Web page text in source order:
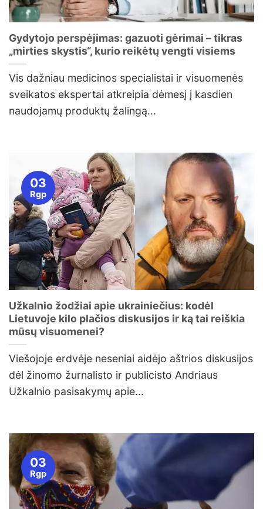
Gydytojo perspėjimas: gazuoti gėrimai – tikras
„mirties skystis“, kurio reikėtų vengti visiems
Vis dažniau medicinos specialistai ir visuomenės
sveikatos ekspertai atkreipia dėmesį į kasdien
naudojamų produktų žalingą...
Užkalnio žodžiai apie ukrainiečius: kodėl
Lietuvoje kilo plačios diskusijos ir ką tai reiškia
mūsų visuomenei?
Viešojoje erdvėje neseniai aidėjo aštrios diskusijos
dėl žinomo žurnalisto ir publicisto Andriaus
Užkalnio pasisakymų apie...
03
Rgp
03
Rgp